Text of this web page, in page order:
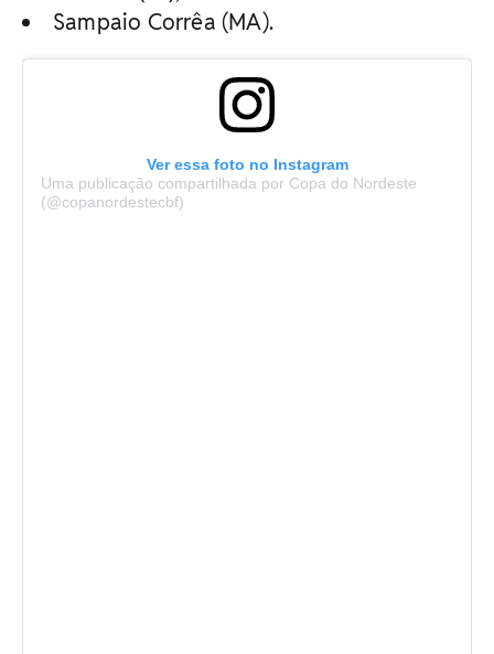
Sampaio Corrêa (MA).
Ver essa foto no Instagram
Uma publicação compartilhada por Copa do Nordeste
(@copanordestecbf)